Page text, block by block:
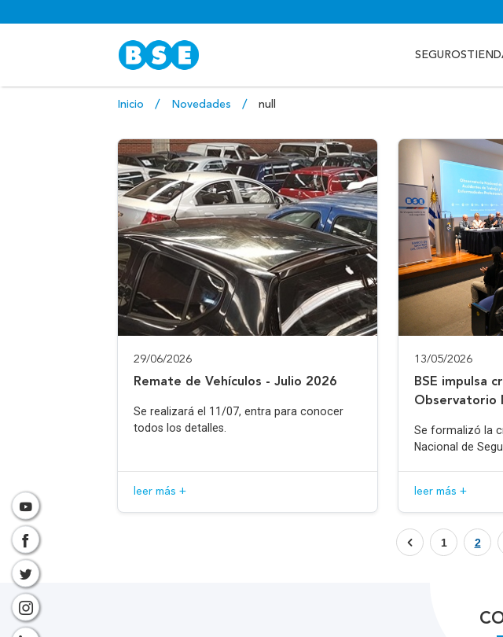
SEGUROS
Inicio Novedades null
29/06/2026
Remate de Vehículos - Julio 2026
Se realizará el 11/07, entra para conocer
todos los detalles.
leer más +
13/05/2026
BSE impulsa
Observatorio
Se formalizó la
Nacional de
leer más +
1 2